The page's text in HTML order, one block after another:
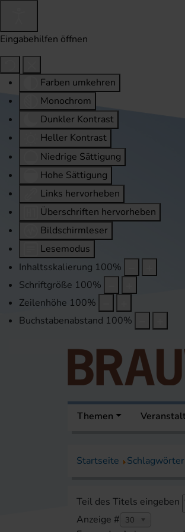
Eingabehilfen öffnen
Farben umkehren
Monochrom
Dunkler Kontrast
Heller Kontrast
Niedrige Sättigung
Hohe Sättigung
Links hervorheben
Überschriften hervorheben
Bildschirmleser
Lesemodus
Inhaltsskalierung 100%
Schriftgröße 100%
Zeilenhöhe 100%
Buchstabenabstand 100%
Themen
Startseite Schlagwörter
Teil des Titels eingeben
Anzeige #
30